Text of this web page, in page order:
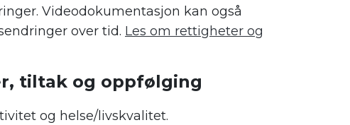
Videodokumentasjon kan også
over tid. Les om rettigheter og
tiltak og oppfølging
og helse/livskvalitet.